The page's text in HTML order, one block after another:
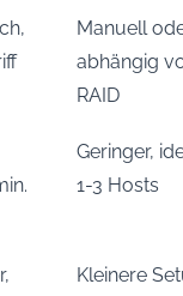
Manuell
abhängig
RAID
Geringer,
1-3 Hosts
Kleinere